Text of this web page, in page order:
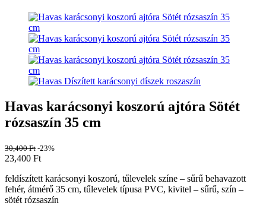
Havas karácsonyi koszorú ajtóra Sötét
rózsaszín 35 cm
30,400Ft -23%
23,400 Ft
feldíszített karácsonyi koszorú, tűlevelek színe – sűrű behavazott
fehér, átmérő 35 cm, tűlevelek típusa PVC, kivitel – sűrű, szín –
sötét rózsaszín